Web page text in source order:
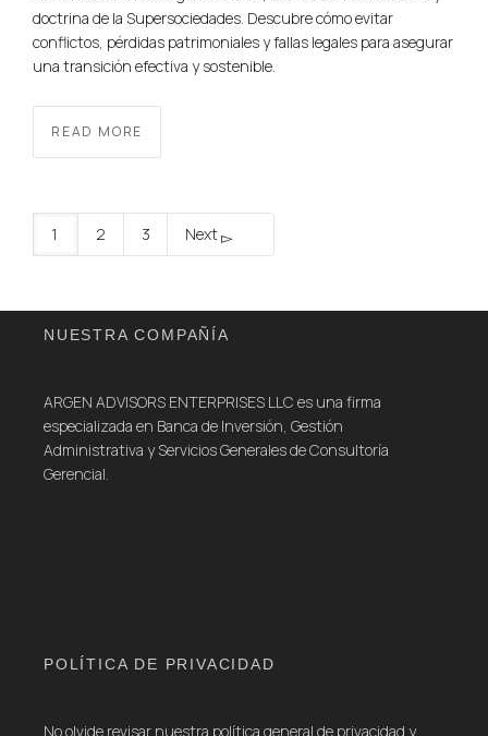
doctrina de la Supersociedades. Descubre cómo evitar
conflictos, pérdidas patrimoniales y fallas legales para asegurar
una transición efectiva y sostenible.
READ MORE
1 2 3 Next
NUESTRA COMPAÑÍA
ARGEN ADVISORS ENTERPRISES LLC es una firma
especializada en Banca de Inversión, Gestión
Administrativa y Servicios Generales de Consultoría
Gerencial.
POLÍTICA DE PRIVACIDAD
No olvide revisar nuestra política general de privacidad y